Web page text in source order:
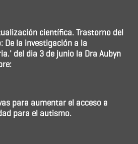
científica. Trastorno del
De la investigación a la
del dia 3 de junio la Dra Aubyn
para aumentar el acceso a
para el autismo.